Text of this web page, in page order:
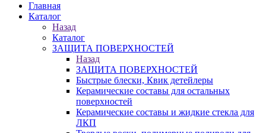
Главная
Каталог
Назад
Каталог
ЗАЩИТА ПОВЕРХНОСТЕЙ
Назад
ЗАЩИТА ПОВЕРХНОСТЕЙ
Быстрые блески, Квик детейлеры
Керамические составы для остальных
поверхностей
Керамические составы и жидкие стекла для
ЛКП